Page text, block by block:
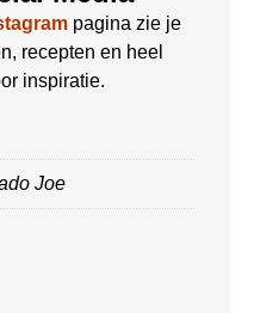
pagina zie je
recepten en heel
inspiratie.
Joe